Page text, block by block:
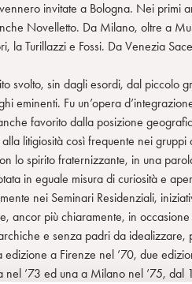
invitate a Bologna. Nei primi
Novelletto. Da Milano, oltre a
Turillazzi e Fossi. Da Venezia
svolto, sin dagli esordi, dal piccolo
eminenti. Fu un’opera
favorito dalla posizione
litigiosità così frequente nei
lo spirito fraternizzante, in una
in eguale misura di curiosità e
nei Seminari Residenziali,
ancor più chiaramente, in
e senza padri da idealizzare,
a Firenze nel ’70, due
nel ’73 ed una a Milano nel ’75,